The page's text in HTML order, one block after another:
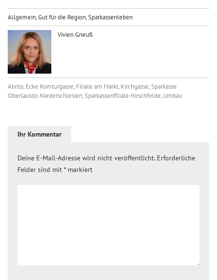
Allgemein,Gut für die Region,Sparkassenleben
Vivien Gneuß
Abriss, Ecke Komturgasse, Filiale am Markt, Kirchgasse,Sparkasse
Oberlausitz-Niederschlesien,Sparkassenfiliale Hirschfelde, Umbau
Ihr Kommentar
Deine E-Mail-Adresse wird nicht veröffentlicht. Erforderliche
Felder sind mit *markiert